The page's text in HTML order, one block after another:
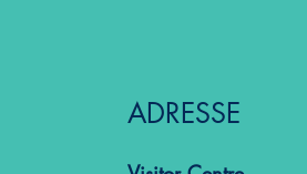
ADRESSE